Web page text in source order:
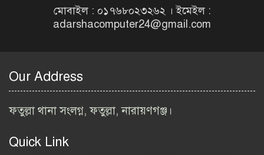
Job Circular 2026
২০২৬ | BIWTA Job Circular
মোবাইল : ০১৭৬৮০২৩২৬২ । ইমেইল :
adarshacomputer24@gmail.com
Our Address
ফতুল্লা থানা সংলগ্ন, ফতুল্লা, নারায়ণগঞ্জ।
Quick Link